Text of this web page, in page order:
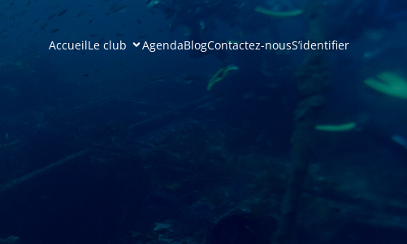
AccueilLe club AgendaBlogContactez-nousS’identifier